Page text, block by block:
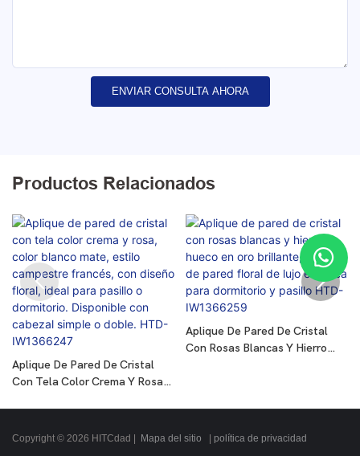
ENVIAR CONSULTA AHORA
Productos Relacionados
Aplique De Pared De Cristal
Con Tela Color Crema Y Rosa,
Diseño Floral, Ideal Para
Aplique De Pared De Cristal
Con Rosas Blancas Y Hierro
Copyright © 2026 HITCdad | Mapa del sitio política de privacidad